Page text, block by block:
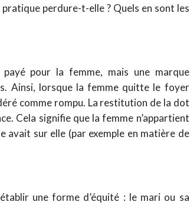
perdure-t-elle ? Quels en sont les
pour la femme, mais une marque
Ainsi, lorsque la femme quitte le foyer
comme rompu. La restitution de la dot
Cela signifie que la femme n’appartient
sur elle (par exemple en matière de
une forme d’équité : le mari ou sa